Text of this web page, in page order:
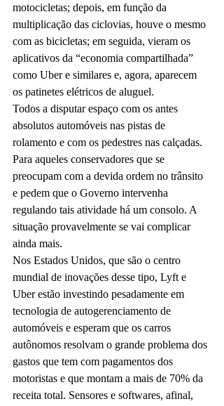
motocicletas; depois, em função da
multiplicação das ciclovias, houve o mesmo
com as bicicletas; em seguida, vieram os
aplicativos da “economia compartilhada”
como Uber e similares e, agora, aparecem
os patinetes elétricos de aluguel.
Todos a disputar espaço com os antes
absolutos automóveis nas pistas de
rolamento e com os pedestres nas calçadas.
Para aqueles conservadores que se
preocupam com a devida ordem no trânsito
e pedem que o Governo intervenha
regulando tais atividade há um consolo. A
situação provavelmente se vai complicar
ainda mais.
Nos Estados Unidos, que são o centro
mundial de inovações desse tipo, Lyft e
Uber estão investindo pesadamente em
tecnologia de autogerenciamento de
automóveis e esperam que os carros
autônomos resolvam o grande problema dos
gastos que tem com pagamentos dos
motoristas e que montam a mais de 70% da
receita total. Sensores e softwares, afinal,